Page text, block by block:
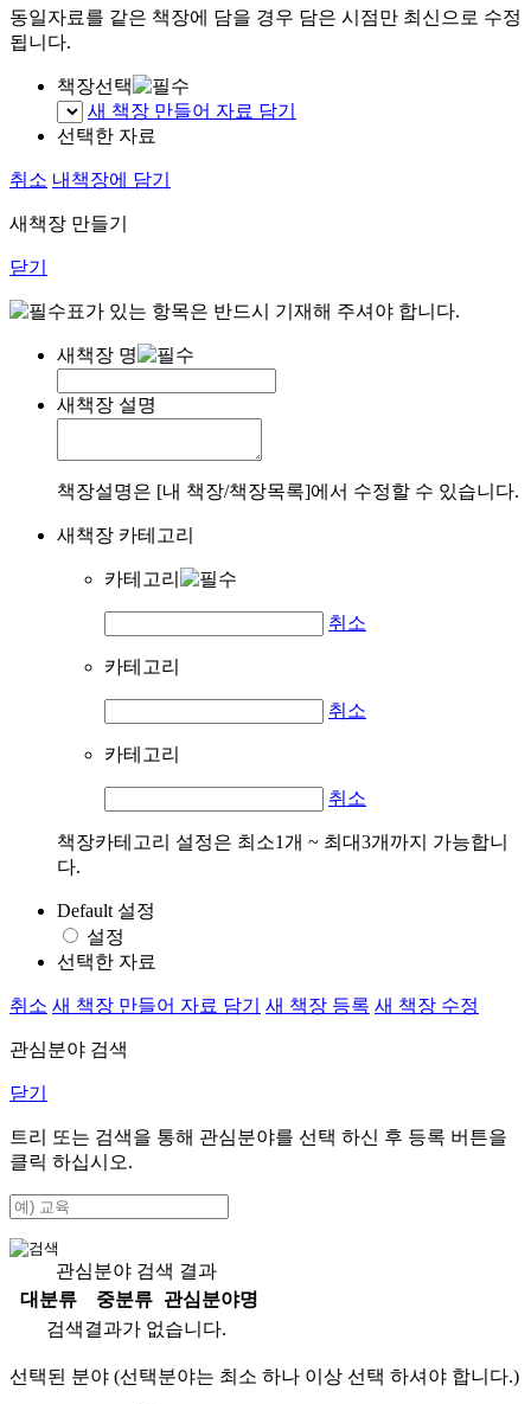
동일자료를 같은 책장에 담을 경우 담은 시점만 최신으로 수정
됩니다.
책장선택
새 책장 만들어 자료 담기
선택한 자료
취소 내책장에 담기
새책장 만들기
닫기
표가 있는 항목은 반드시 기재해 주셔야 합니다.
새책장 명
새책장 설명
책장설명은 [내 책장/책장목록]에서 수정할 수 있습니다.
새책장 카테고리
카테고리
취소
카테고리
취소
카테고리
취소
책장카테고리 설정은 최소1개 ~ 최대3개까지 가능합니
다.
Default 설정
설정
선택한 자료
취소 새 책장 만들어 자료 담기 새 책장 등록 새 책장 수정
관심분야 검색
닫기
트리 또는 검색을 통해 관심분야를 선택 하신 후 등록 버튼을
클릭 하십시오.
관심분야 검색 결과
대분류
중분류
관심분야명
검색결과가 없습니다.
선택된 분야 (선택분야는 최소 하나 이상 선택 하셔야 합니다.)